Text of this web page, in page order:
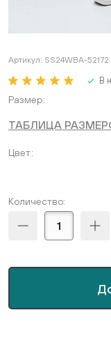
Артикул: SS24WBA-52172
В
Размер
ТАБЛИЦА
Цвет
Количество: